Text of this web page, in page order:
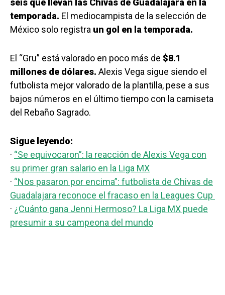
seis que llevan las Chivas de Guadalajara en la
temporada. El mediocampista de la selección de
México solo registra un gol en la temporada.
El “Gru” está valorado en poco más de $8.1
millones de dólares. Alexis Vega sigue siendo el
futbolista mejor valorado de la plantilla, pese a sus
bajos números en el último tiempo con la camiseta
del Rebaño Sagrado.
Sigue leyendo:
· “Se equivocaron”: la reacción de Alexis Vega con
su primer gran salario en la Liga MX
· “Nos pasaron por encima”: futbolista de Chivas de
Guadalajara reconoce el fracaso en la Leagues Cup
· ¿Cuánto gana Jenni Hermoso? La Liga MX puede
presumir a su campeona del mundo